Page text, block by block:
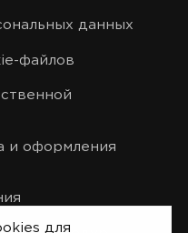
данных
файлов
и оформления
для